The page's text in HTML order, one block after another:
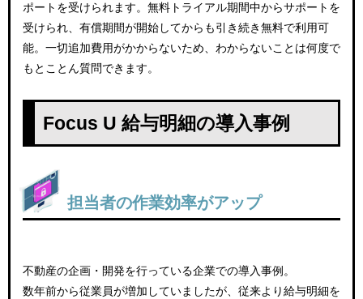
ポートを受けられます。無料トライアル期間中からサポートを
受けられ、有償期間が開始してからも引き続き無料で利用可
能。一切追加費用がかからないため、わからないことは何度で
もとことん質問できます。
Focus U 給与明細の導入事例
担当者の作業効率がアップ
不動産の企画・開発を行っている企業での導入事例。
数年前から従業員が増加していましたが、従来より給与明細を